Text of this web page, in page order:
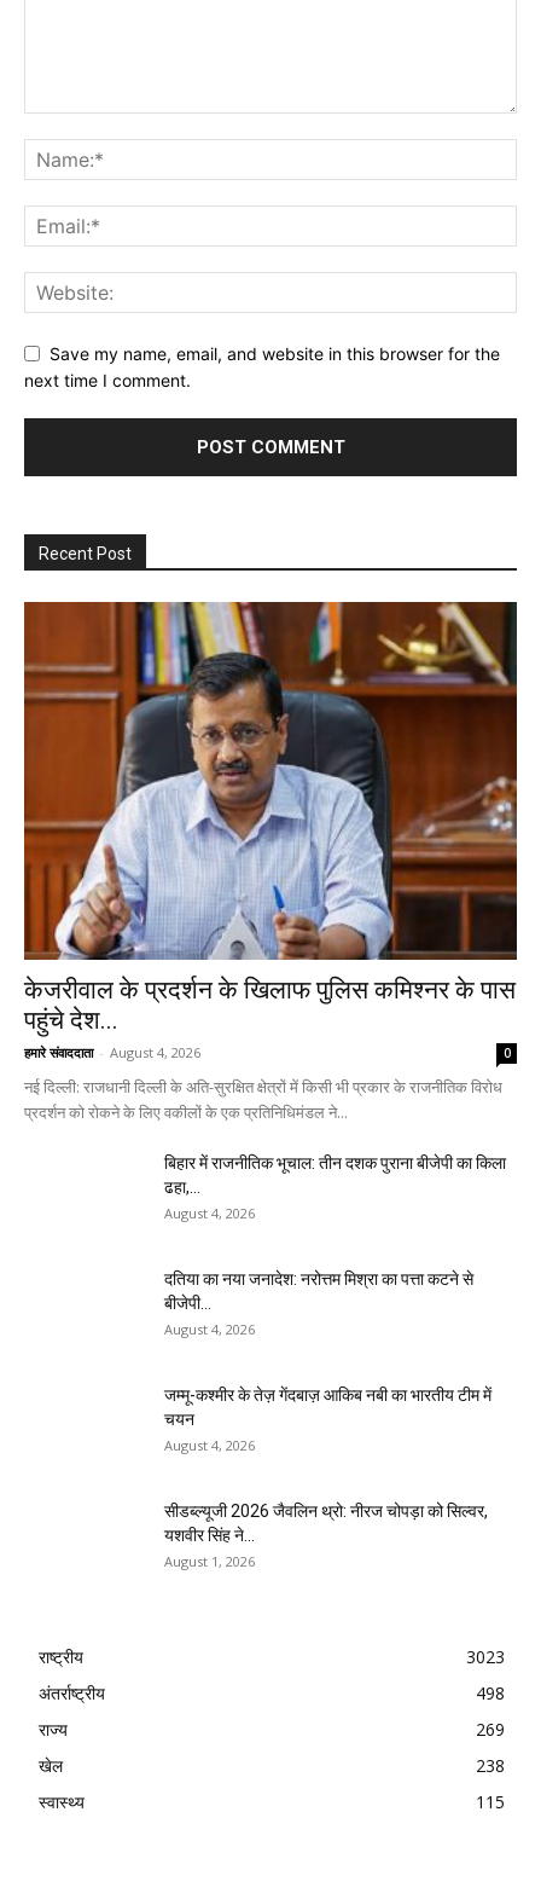
Save my name, email, and website in this browser for the
next time I comment.
Recent Post
केजरीवाल के प्रदर्शन के खिलाफ पुलिस कमिश्नर के पास
पहुंचे देश...
हमारे संवाददाता - August 4, 2026 0
नई दिल्ली: राजधानी दिल्ली के अति-सुरक्षित क्षेत्रों में किसी भी प्रकार के राजनीतिक विरोध
प्रदर्शन को रोकने के लिए वकीलों के एक प्रतिनिधिमंडल ने...
बिहार में राजनीतिक भूचाल: तीन दशक पुराना बीजेपी का किला
ढहा,...
August 4, 2026
दतिया का नया जनादेश: नरोत्तम मिश्रा का पत्ता कटने से
बीजेपी...
August 4, 2026
जम्मू-कश्मीर के तेज़ गेंदबाज़ आकिब नबी का भारतीय टीम में
चयन
August 4, 2026
सीडब्ल्यूजी 2026 जैवलिन थ्रो: नीरज चोपड़ा को सिल्वर,
यशवीर सिंह ने...
August 1, 2026
राष्ट्रीय
3023
अंतर्राष्ट्रीय
498
राज्य
269
खेल
238
स्वास्थ्य
115